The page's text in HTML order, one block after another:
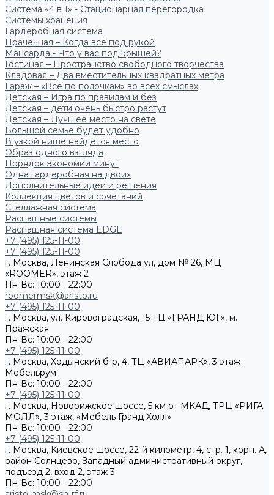
Система «4 в 1» - Стационарная перегородка
Системы хранения
Гардеробная система
Прачечная – Когда всё под рукой
Мансарда - Что у вас под крышей?
Гостиная – Пространство свободного творчества
Кладовая – Два вместительных квадратных метра
Гараж – «Всё по полочкам» во всех смыслах
Детская – Игра по правилам и без
Детская – дети очень быстро растут
Детская – Лучшее место на свете
Большой семье будет удобно
В узкой нише найдется место
Образ одного взгляда
Порядок экономии минут
Одна гардеробная на двоих
Дополнительные идеи и решения
Коллекция цветов и сочетаний
Стеллажная система
Распашные системы
Распашная система EDGE
+7 (495) 125-11-00
+7 (495) 125-11-00
г. Москва, Ленинская Слобода ул, дом № 26, МЦ
«ROOMER», этаж 2
Пн-Вс: 10:00 - 22:00
roomermsk@aristo.ru
+7 (495) 125-11-00
г. Москва, ул. Кировоградская, 15 ТЦ «ГРАНД ЮГ», м.
Пражская
Пн-Вс: 10:00 - 22:00
+7 (495) 125-11-00
г. Москва, Ходынский б-р, 4, ТЦ «АВИАПАРК», 3 этаж
Мебельрум
Пн-Вс: 10:00 - 22:00
+7 (495) 125-11-00
г. Москва, Новорижское шоссе, 5 км от МКАД, ТРЦ «РИГА
МОЛЛ», 3 этаж, «Мебель Гранд Холл»
Пн-Вс: 10:00 - 22:00
+7 (495) 125-11-00
г. Москва, Киевское шоссе, 22-й километр, 4, стр. 1, корп. А,
район Солнцево, Западный административный округ,
подъезд 2, вход 2, этаж 3
Пн-Вс: 10:00 - 22:00